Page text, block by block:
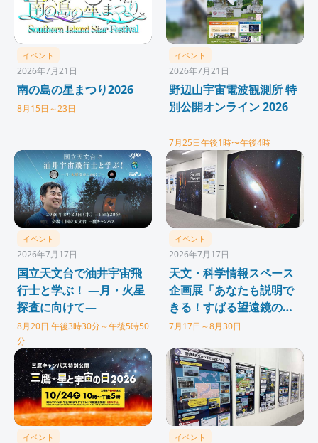
イベント
2026年7月21日
南の島の星まつり2026
8月15日～23日
イベント
2026年7月21日
野辺山宇宙電波観測所 特
別公開オンライン 2026
7月25日午後1時〜午後4時
イベント
2026年7月17日
国立天文台で油井宇宙飛
行士と学ぶ！ ―月・火星
探査に向けて―
8月20日 午後3時30分～午後5時50
分
イベント
2026年7月17日
天文・科学情報スペース
企画展「あなたも説明で
きる！すばる望遠鏡のひ
みつ！」
7月17日～8月30日
イベント イベント